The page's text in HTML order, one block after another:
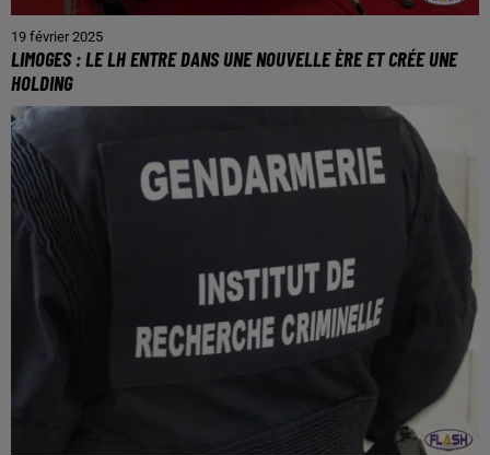
19 février 2025
LIMOGES : LE LH ENTRE DANS UNE NOUVELLE ÈRE ET CRÉE UNE
HOLDING